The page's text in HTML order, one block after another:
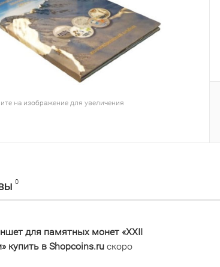
на изображение для увеличения
0
для памятных монет «XXII
купить в Shopcoins.ru скоро